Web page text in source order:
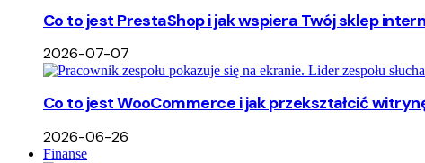
Co to jest PrestaShop i jak wspiera Twój sklep
2026-07-07
Co to jest WooCommerce i jak przekształcić
2026-06-26
Finanse